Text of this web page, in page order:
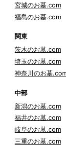
宮城のお墓.com
福島のお墓.com
関東
茨木のお墓.com
埼玉のお墓.com
神奈川のお墓
中部
新潟のお墓.com
福井のお墓.com
岐阜のお墓.com
三重のお墓.com